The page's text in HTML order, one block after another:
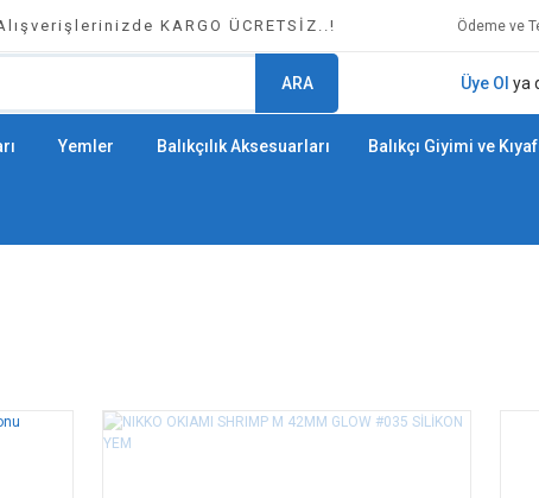
KARGO ÜCRETSİZ..! Ödeme ve
ARA Üye Ol ya
Yemler Balıkçılık Aksesuarları Balıkçı Giyimi ve